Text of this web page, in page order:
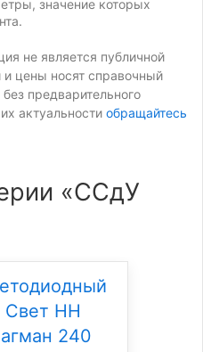
значение которых
не является публичной
и цены носят справочный
предварительного
актуальности обращайтесь
«ССдУ
Свет НН
240